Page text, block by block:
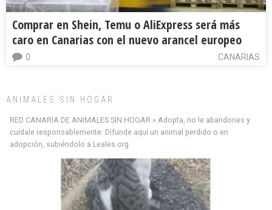
Comprar en Shein, Temu o AliExpress será más
caro en Canarias con el nuevo arancel europeo
CANARIAS
0
ANIMALES SIN HOGAR
RED CANARIA DE ANIMALES SIN HOGAR » Adopta, no le abandones y
cuídale responsablemente. Difunde aquí un animal perdido o en
adopción, subiéndolo a Leales.org